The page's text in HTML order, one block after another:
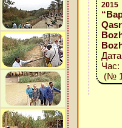
2015
Час:
(№